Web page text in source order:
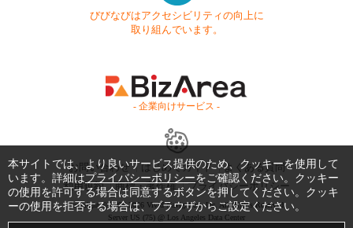
びびなびはアクセシビリティの向上に
取り組んでいます。
- 企業向けサービス -
お問い合わせ はじめてガイド
よくある質問
利用規約
商標・著作権 プライバシーポリシー
Copyright © 1999-2026 Vivid Navigation, Inc. All Rights Reserved.
Server US (75) @ Los Angeles Data Center
本サイトでは、より良いサービス提供のため、クッキーを使用して
います。詳細はプライバシーポリシーをご確認ください。クッキー
の使用を許可する場合は同意するボタンを押してください。クッキ
ーの使用を拒否する場合は、ブラウザからご設定ください。